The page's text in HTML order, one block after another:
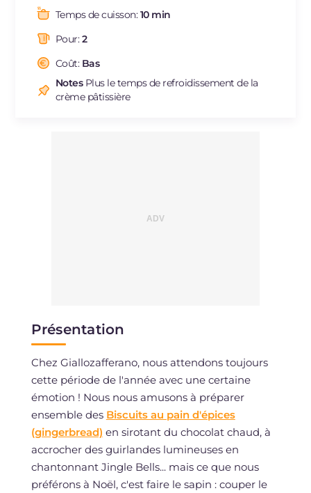
NL
Temps de cuisson:10 min
Pour:2
Coût: Bas
NotesPlus le temps de refroidissement de la
crème pâtissière
Présentation
Chez Giallozafferano, nous attendons toujours
cette période de l'année avec une certaine
émotion ! Nous nous amusons à préparer
ensemble des Biscuits au pain d'épices
(gingerbread) en sirotant du chocolat chaud, à
accrocher des guirlandes lumineuses en
chantonnant Jingle Bells... mais ce que nous
préférons à Noël, c'est faire le sapin : couper le